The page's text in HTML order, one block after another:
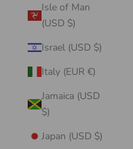
Isle of Man
(USD $)
Israel (USD $)
Italy (EUR €)
Jamaica (USD
$)
Japan (USD $)